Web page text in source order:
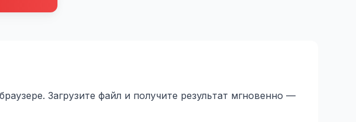
Загрузите файл и получите результат мгновенно —